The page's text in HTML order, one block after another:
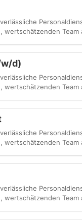
wertschätzenden
d)
wertschätzenden
wertschätzenden
wertschätzenden